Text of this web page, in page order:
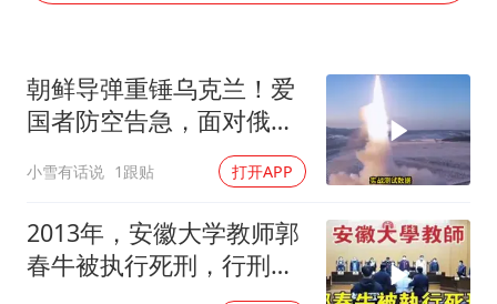
“中国蔬菜之乡”最高温达41.8℃
朝鲜导弹重锤乌克兰！爱
国者防空告急，面对俄朝
联手，泽连斯基到底有多
绝望？
小雪有话说 1跟贴 打开APP
2013年，安徽大学教师郭
春牛被执行死刑，行刑前